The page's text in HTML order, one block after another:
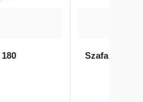
Szafa ASPEN